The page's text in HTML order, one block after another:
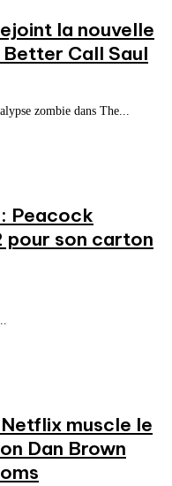
la nouvelle
Call Saul
zombie dans The...
Peacock
pour son carton
muscle le
Dan Brown